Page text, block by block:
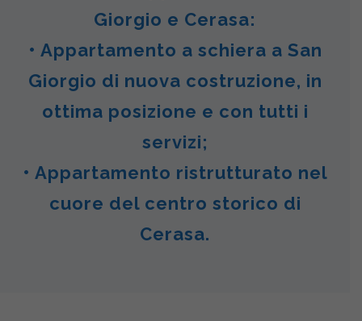
Giorgio e Cerasa:
• Appartamento a schiera a San
Giorgio di nuova costruzione, in
ottima posizione e con tutti i
servizi;
• Appartamento ristrutturato nel
cuore del centro storico di
Cerasa.